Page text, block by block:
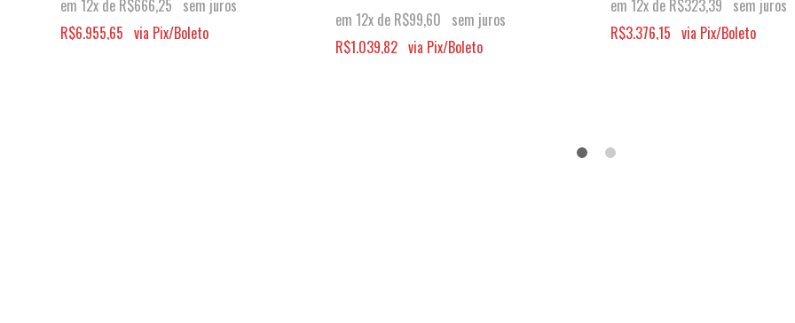
em 12x de R$666,25 sem juros
R$6.955,65 via Pix/Boleto
em 12x de R$99,60 sem juros
R$1.039,82 via Pix/Boleto
em 12x de R$323,39 sem juros
R$3.376,15 via Pix/Boleto